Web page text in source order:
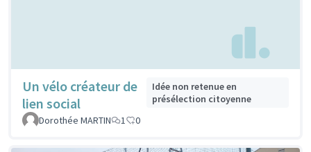
Un vélo créateur de
lien social
Idée non retenue en
présélection citoyenne
Dorothée MARTIN
1 0